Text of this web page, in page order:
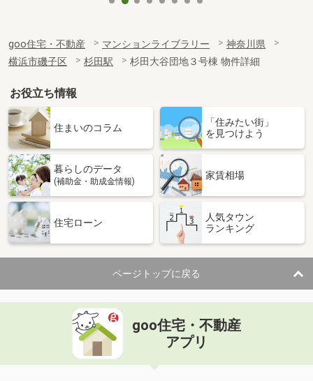
goo住宅・不動産 マンションライブラリー
神奈川県
横浜市磯子区
杉田駅 杉田大谷団地３号棟 物件詳細
お役立ち情報
住まいのコラム
「住みたい街」
を見つけよう
暮らしのデータ
(補助金・助成金情報)
家賃相場
住宅ローン
人気タウン
ランキング
ページトップに戻る
goo住宅・不動産
アプリ